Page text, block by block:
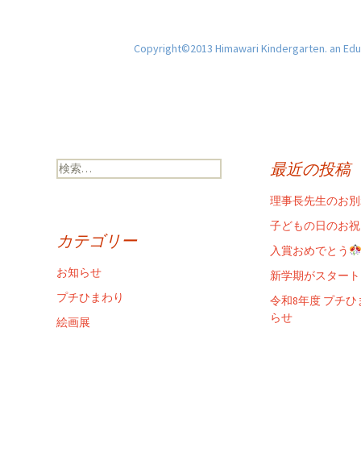
Copyright©2013 Himawari Kindergarten. an
検
索:
最近の投稿
理事長先生のお
子どもの日のお
入賞おめでとう
新学期がスター
令和8年度 プチ
らせ
カテゴリー
お知らせ
プチひまわり
絵画展